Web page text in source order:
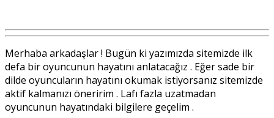
Merhaba arkadaşlar ! Bugün ki yazımızda sitemizde ilk
defa bir oyuncunun hayatını anlatacağız . Eğer sade bir
dilde oyuncuların hayatını okumak istiyorsanız sitemizde
aktif kalmanızı öneririm . Lafı fazla uzatmadan
oyuncunun hayatındaki bilgilere geçelim .